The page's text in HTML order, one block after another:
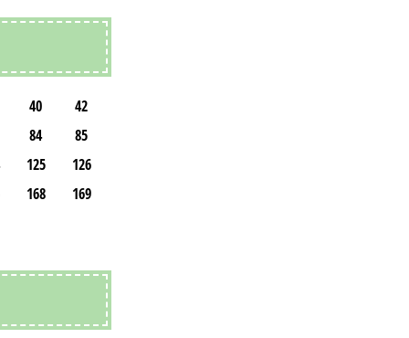
40
42
84
85
125
126
168
169